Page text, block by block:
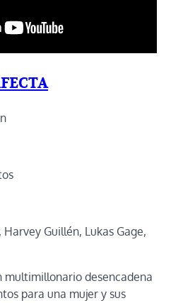
Guillén, Lukas Gage,
multimillonario desencadena
para una mujer y sus